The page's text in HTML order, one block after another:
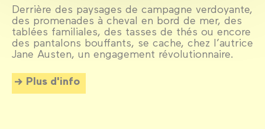
Derrière des paysages de campagne verdoyante,
des promenades à cheval en bord de mer, des
tablées familiales, des tasses de thés ou encore
des pantalons bouffants, se cache, chez l’autrice
Jane Austen, un engagement révolutionnaire.
Plus d'info